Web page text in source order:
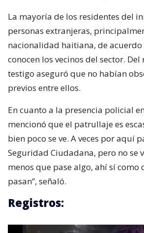
La mayoría de los residentes del
personas extranjeras,
nacionalidad haitiana, de acuerdo
conocen los vecinos del sector.
testigo aseguró que no habían
previos entre ellos.
En cuanto a la presencia policial
mencionó que el patrullaje es
bien poco se ve. A veces por aquí
Seguridad Ciudadana, pero no se
menos que pase algo, ahí sí como
pasan”, señaló.
Registros: